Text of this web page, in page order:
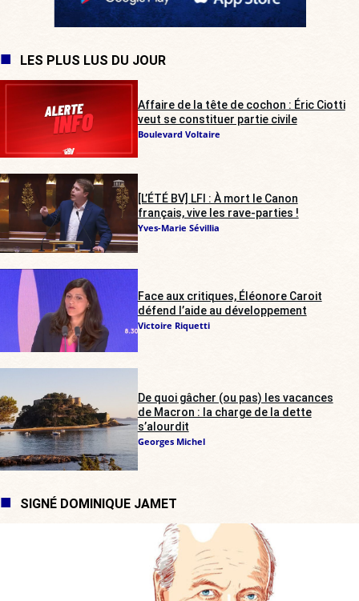
LES PLUS LUS DU JOUR
Affaire de la tête de cochon : Éric Ciotti
veut se constituer partie civile
Boulevard Voltaire
[L’ÉTÉ BV] LFI : À mort le Canon
français, vive les rave-parties !
Yves-Marie Sévillia
Face aux critiques, Éléonore Caroit
défend l’aide au développement
Victoire Riquetti
De quoi gâcher (ou pas) les vacances
de Macron : la charge de la dette
s’alourdit
Georges Michel
SIGNÉ DOMINIQUE JAMET